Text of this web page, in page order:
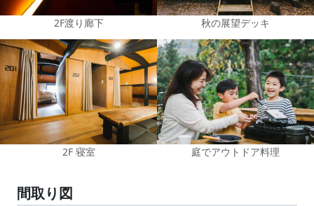
2F渡り廊下 秋の展望デッキ
2F 寝室 庭でアウトドア料理
間取り図